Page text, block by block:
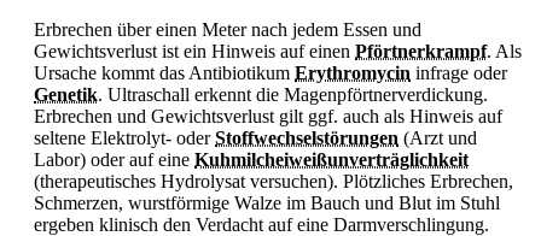
Erbrechen über einen Meter nach jedem Essen und
Gewichtsverlust ist ein Hinweis auf einen Pförtnerkrampf. Als
Ursache kommt das Antibiotikum Erythromycin infrage oder
Genetik. Ultraschall erkennt die Magenpförtnerverdickung.
Erbrechen und Gewichtsverlust gilt ggf. auch als Hinweis auf
seltene Elektrolyt- oderStoffwechselstörungen (Arzt und
Labor) oder auf eine Kuhmilcheiweißunverträglichkeit
(therapeutisches Hydrolysat versuchen). Plötzliches Erbrechen,
Schmerzen, wurstförmige Walze im Bauch und Blut im Stuhl
ergeben klinisch den Verdacht auf eine Darmverschlingung.